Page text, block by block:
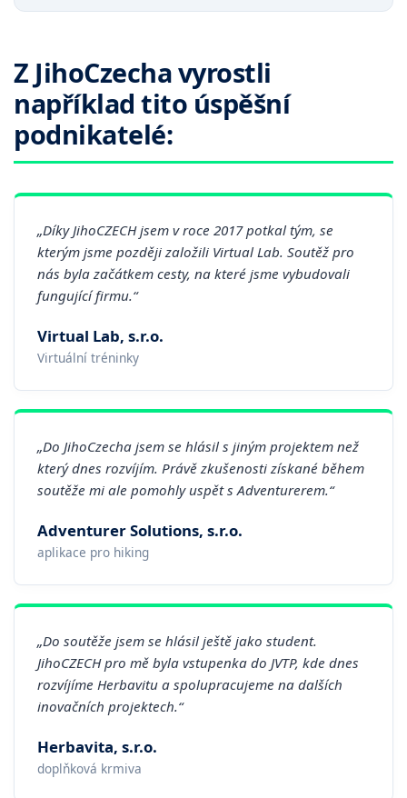
Z JihoCzecha vyrostli
například tito úspěšní
podnikatelé:
„Díky JihoCZECH jsem v roce 2017 potkal tým, se
kterým jsme později založili Virtual Lab. Soutěž pro
nás byla začátkem cesty, na které jsme vybudovali
fungující firmu.“
Virtual Lab, s.r.o.
Virtuální tréninky
„Do JihoCzecha jsem se hlásil s jiným projektem než
který dnes rozvíjím. Právě zkušenosti získané během
soutěže mi ale pomohly uspět s Adventurerem.“
Adventurer Solutions, s.r.o.
aplikace pro hiking
„Do soutěže jsem se hlásil ještě jako student.
JihoCZECH pro mě byla vstupenka do JVTP, kde dnes
rozvíjíme Herbavitu a spolupracujeme na dalších
inovačních projektech.“
Herbavita, s.r.o.
doplňková krmiva